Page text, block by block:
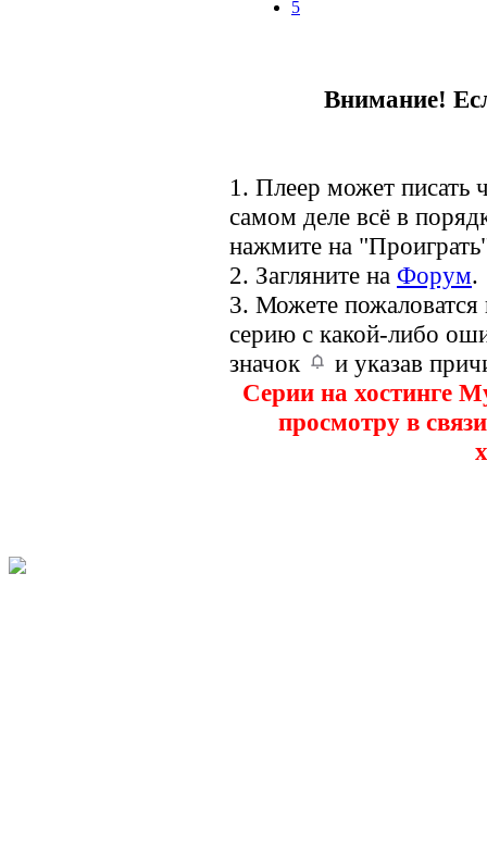
5
Внимание!
1. Плеер может писать
самом деле всё в
нажмите на
2. Загляните на Форум.
3. Можете
серию с какой-либо
значок
и указав
Серии на хостинге
просмотру в